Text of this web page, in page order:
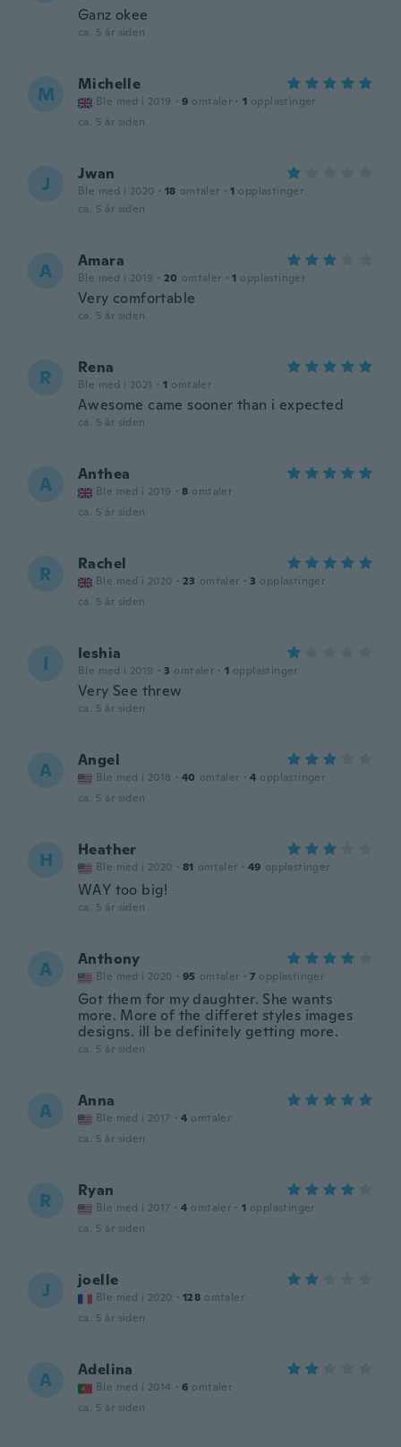
Ganz okee
ca. 5 år siden
M Michelle
Ble med i 2019 · 9 omtaler · 1 opplastinger
ca. 5 år siden
J Jwan
Ble med i 2020 · 18 omtaler · 1 opplastinger
ca. 5 år siden
A Amara
Ble med i 2019 · 20 omtaler · 1 opplastinger
Very comfortable
ca. 5 år siden
R Rena
Ble med i 2021 · 1 omtaler
Awesome came sooner than i expected
ca. 5 år siden
A Anthea
Ble med i 2019 · 8 omtaler
ca. 5 år siden
R Rachel
Ble med i 2020 · 23 omtaler · 3 opplastinger
ca. 5 år siden
I Ieshia
Ble med i 2019 · 3 omtaler · 1 opplastinger
Very See threw
ca. 5 år siden
A Angel
Ble med i 2018 · 40 omtaler · 4 opplastinger
ca. 5 år siden
H Heather
Ble med i 2020 · 81 omtaler · 49 opplastinger
WAY too big!
ca. 5 år siden
A Anthony
Ble med i 2020 · 95 omtaler · 7 opplastinger
Got them for my daughter. She wants
more. More of the differet styles images
designs. ill be definitely getting more.
ca. 5 år siden
A Anna
Ble med i 2017 · 4 omtaler
ca. 5 år siden
R Ryan
Ble med i 2017 · 4 omtaler · 1 opplastinger
ca. 5 år siden
J joelle
Ble med i 2020 · 128 omtaler
ca. 5 år siden
A Adelina
Ble med i 2014 · 6 omtaler
ca. 5 år siden